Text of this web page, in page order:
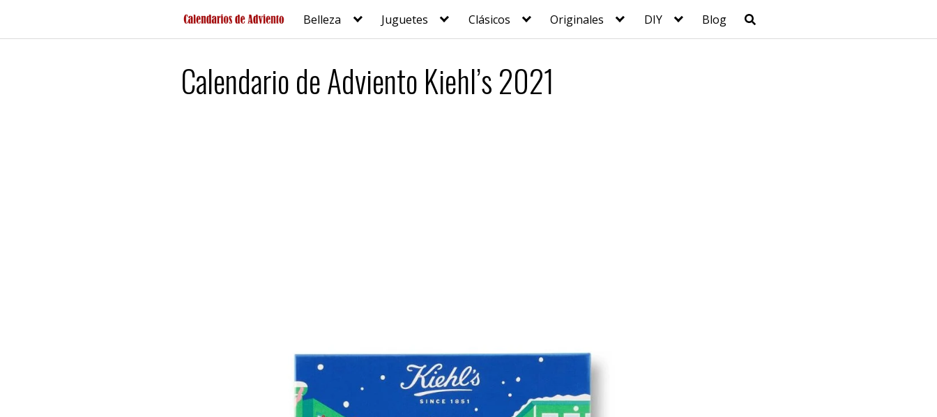
contenido
Belleza Juguetes Clásicos Originales DIY Blog
Calendario de Adviento Kiehl’s 2021